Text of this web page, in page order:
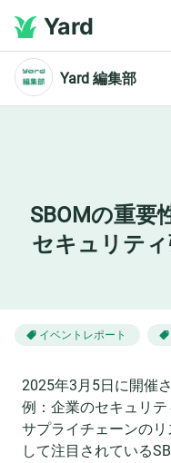
Yard
Yard 編集部
SBOMの重要
セキュリテ
イベントレポート
2025年3月5日に開催
例：企業のセキュリ
サプライチェーンの
して注目されている